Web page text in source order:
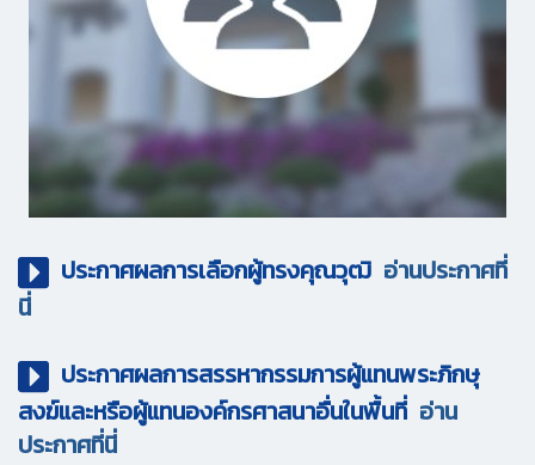
ประกาศผลการเลือกผู้ทรงคุณวุฒิ อ่านประกาศที่
นี่
ประกาศผลการสรรหากรรมการผู้แทนพระภิกษุ
สงฆ์และหรือผู้แทนองค์กรศาสนาอื่นในพื้นที่ อ่าน
ประกาศที่นี่